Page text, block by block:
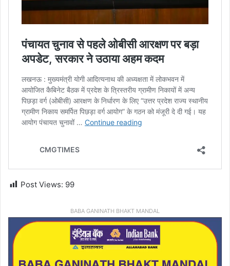
Post Views: 99
BABA GANINATH BHAKT MANDAL